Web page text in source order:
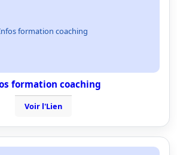
formation coaching
formation coaching
Voir l'Lien